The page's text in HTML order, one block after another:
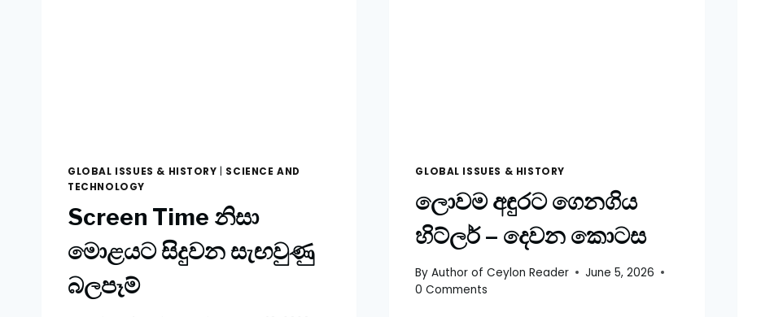
GLOBAL ISSUES & HISTORY
SCIENCE AND
TECHNOLOGY
Screen Time නිසා
මොළයට සිදුවන සැඟවුණු
බලපෑම්
GLOBAL ISSUES & HISTORY
ලොවම අඳුරට ගෙනගිය
හිට්ලර් – දෙවන කොටස
By Author of Ceylon Reader
June 5, 2026
0 Comments